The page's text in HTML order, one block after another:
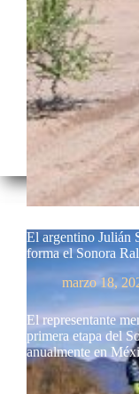
El argentino Julián
forma el Sonora
marzo 18,
El representante
primera etapa del
anualmente en